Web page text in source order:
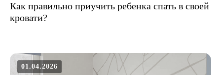
Как правильно приучить ребенка спать в своей
кровати?
01.04.2026